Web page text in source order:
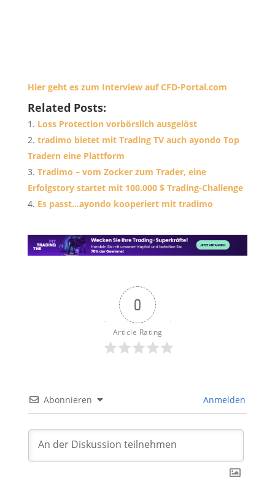
Hier geht es zum Interview auf CFD-Portal.com
Related Posts:
Loss Protection vorbörslich ausgelöst
tradimo bietet mit Trading TV auch ayondo Top
Tradern eine Plattform
Tradimo – vom Zocker zum Trader, eine
Erfolgstory startet mit 100.000 $ Trading-Challenge
Es passt…ayondo kooperiert mit tradimo
0
Article Rating
Abonnieren Anmelden